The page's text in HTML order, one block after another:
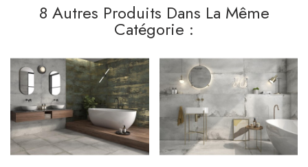
8 Autres Produits Dans La Même
Catégorie :